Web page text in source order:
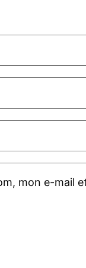
mon e-mail